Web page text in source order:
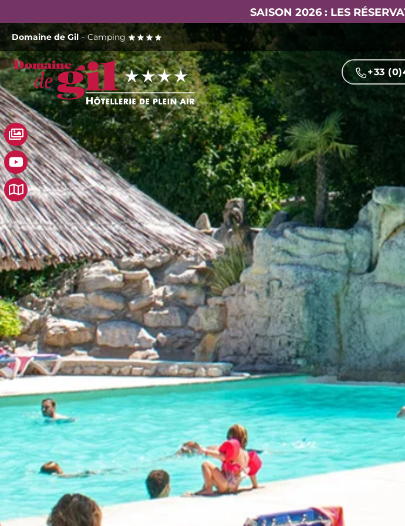
SAISON 2026 : LES
Domaine de Gil - Camping
Passer
au
contenu
+33